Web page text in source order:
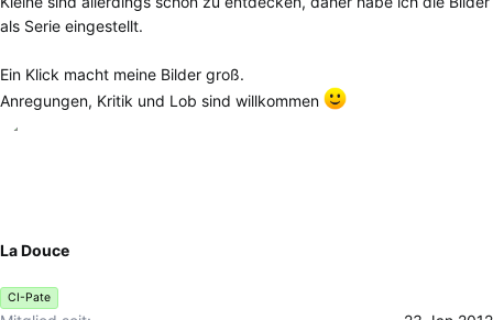
als Serie eingestellt.
Ein Klick macht meine Bilder groß.
Anregungen, Kritik und Lob sind willkommen
La Douce
CI-Pate